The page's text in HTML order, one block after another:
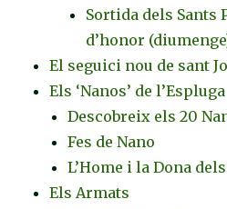
Sortida dels Sants
d’honor
El seguici nou de sant
Els ‘Nanos’ de l’Espluga
Descobreix els 20
Fes de Nano
L’Home i la Dona
Els Armats